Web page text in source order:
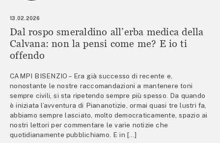
13.02.2026
Dal rospo smeraldino all’erba medica della
Calvana: non la pensi come me? E io ti
offendo
CAMPI BISENZIO – Era già successo di recente e,
nonostante le nostre raccomandazioni a mantenere toni
sempre civili, si sta ripetendo sempre più spesso. Da quando
è iniziata l’avventura di Piananotizie, ormai quasi tre lustri fa,
abbiamo sempre lasciato, molto democraticamente, spazio ai
nostri lettori per commentare le varie notizie che
quotidianamente pubblichiamo. E in […]